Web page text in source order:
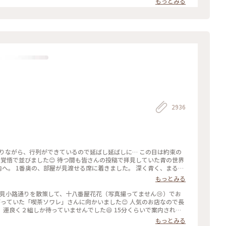
っているような気もしますが 同じ梅園さんでも三条店は行列出来
2936
ながら、行列ができているので延ばし延ばしに… この日は約束の
悟で並びました😊 待つ間も皆さんの投稿で拝見していた青の世界
。 1番奥の、部屋が見渡せる席に着きました。 深く青く、まるで
イトもクラシックでキレイ✨ 頼んだのはご存じゼリーポンチ🌈✨
ラします✨ ゼリーの懐かしい感じや優しい炭酸もいい！ 中の氷
れてびっくりしてしまいました💦 あっという間に食べ終わって
ーヒーでも頼みたい…と思いましたが、きっと外には長い行列が
空間に会いに行きたいです💙 #電車旅 #喫茶ソワレ #
もっとみる
小路通りを散策して、十八番屋花花（写真撮ってません😢）でお
ていた「喫茶ソワレ」さんに向かいました😊 人気のお店なので長
良く２組しか待っていませんでした😄 15分くらいで案内され、
でも、男性だけで来ているグループも😊 私はヨーグルトポンチ、
もっとみる